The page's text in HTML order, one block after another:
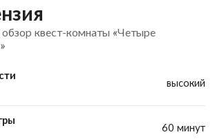
квест-комнаты «Четыре
высокий
60 минут